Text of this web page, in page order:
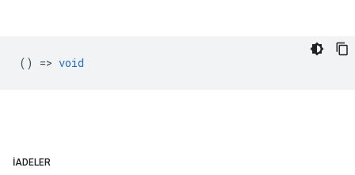
() => void
İADELER